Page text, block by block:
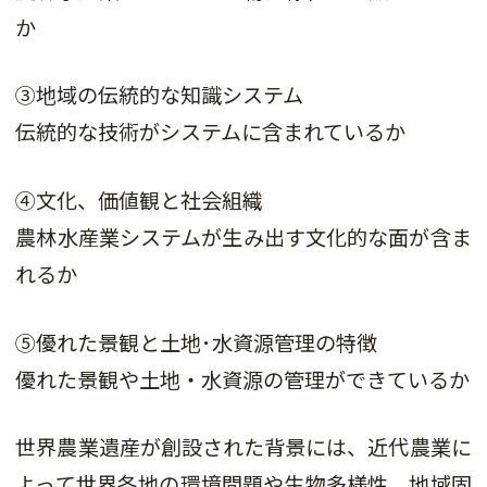
か
③地域の伝統的な知識システム
伝統的な技術がシステムに含まれているか
④文化、価値観と社会組織
農林水産業システムが生み出す文化的な面が含ま
れるか
⑤優れた景観と土地･水資源管理の特徴
優れた景観や土地・水資源の管理ができているか
世界農業遺産が創設された背景には、近代農業に